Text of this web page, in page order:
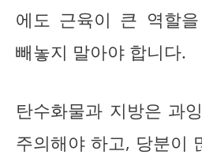
에도 근육이 큰 역할
빼놓지 말아야 합니다.
탄수화물과 지방은 과
주의해야 하고, 당분이